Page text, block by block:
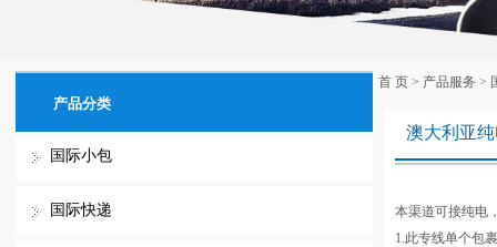
产品分类
国际小包
国际快递
首 页> 产品服务 >
澳大利亚
本渠道可接纯电
1.此专线单个包